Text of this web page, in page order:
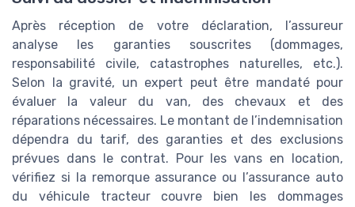
Après réception de votre déclaration, l’assureur
analyse les garanties souscrites (dommages,
responsabilité civile, catastrophes naturelles, etc.).
Selon la gravité, un expert peut être mandaté pour
évaluer la valeur du van, des chevaux et des
réparations nécessaires. Le montant de l’indemnisation
dépendra du tarif, des garanties et des exclusions
prévues dans le contrat. Pour les vans en location,
vérifiez si la remorque assurance ou l’assurance auto
du véhicule tracteur couvre bien les dommages